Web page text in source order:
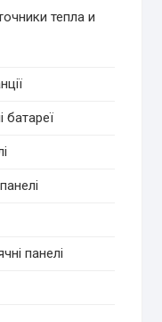
тепла и
батареї
панелі